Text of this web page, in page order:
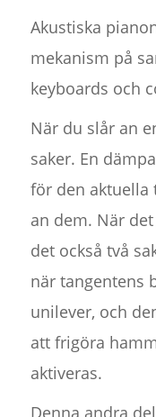
Akustiska
mekanism på
keyboards och
När du slår an
saker. En
för den aktuella
an dem. När
det också två
när tangentens
unilever, och
att frigöra
aktiveras.